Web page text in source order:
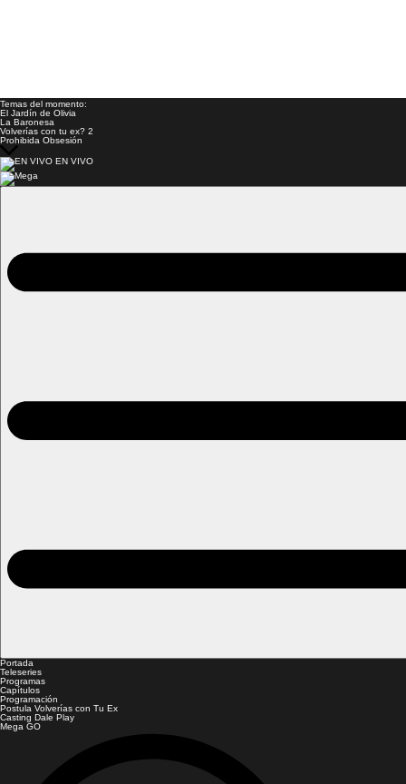
Temas del momento:
El Jardín de Olivia
La Baronesa
Volverías con tu ex? 2
Prohibida Obsesión
EN VIVO
Portada
Teleseries
Programas
Capítulos
Programación
Postula Volverías con Tu Ex
Casting Dale Play
Mega GO